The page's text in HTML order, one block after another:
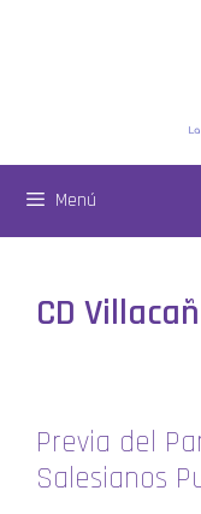
Menú
CD
Previa del
Salesianos